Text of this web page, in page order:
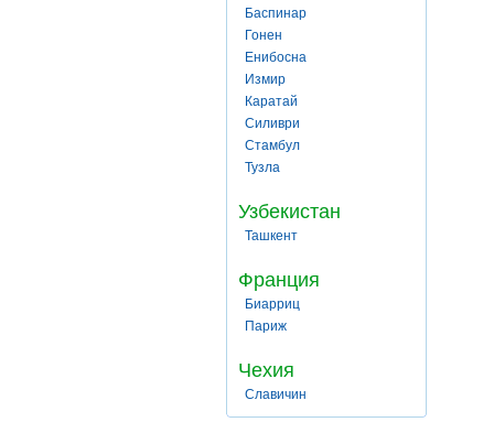
Баспинар
Гонен
Енибосна
Измир
Каратай
Силиври
Стамбул
Тузла
Узбекистан
Ташкент
Франция
Биарриц
Париж
Чехия
Славичин